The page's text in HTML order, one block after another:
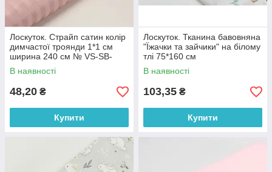
Лоскуток. Страйп сатин колір
димчастої троянди 1*1 см
ширина 240 см № VS-SB-
2013, 44*110 см
В наявності
48,20 ₴
Купити
Лоскуток. Тканина бавовняна
"Їжачки та зайчики" на білому
тлі 75*160 см
В наявності
103,35 ₴
Купити